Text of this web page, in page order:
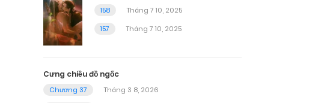
158
Tháng 7 10, 2025
157
Tháng 7 10, 2025
Cưng chiều đồ ngốc
Chương 37
Tháng 3 8, 2026